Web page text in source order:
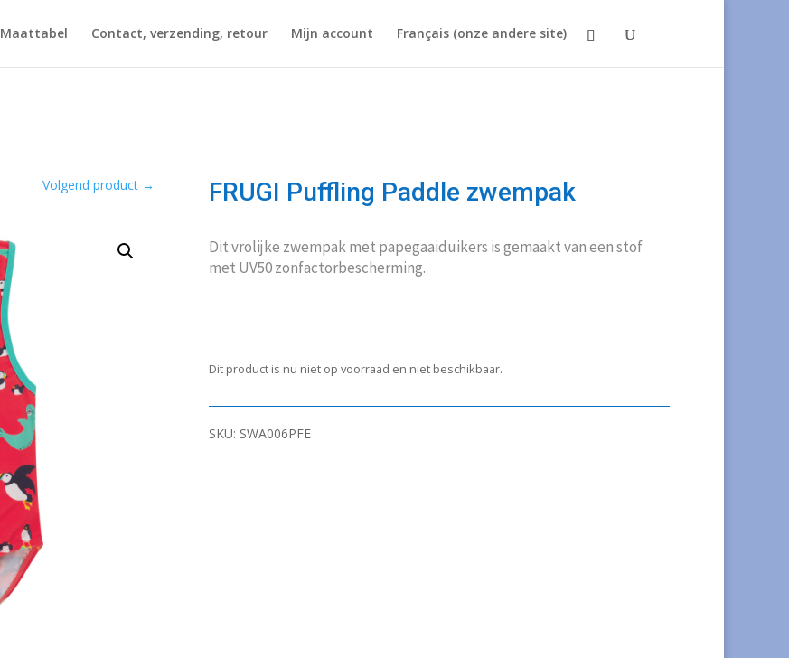
Maattabel Contact, verzending, retour Mijn account Français (onze andere site)
Volgend product → FRUGI Puffling Paddle zwempak
Dit vrolijke zwempak met papegaaiduikers is gemaakt van een stof
met UV50 zonfactorbescherming.
Dit product is nu niet op voorraad en niet beschikbaar.
SKU: SWA006PFE